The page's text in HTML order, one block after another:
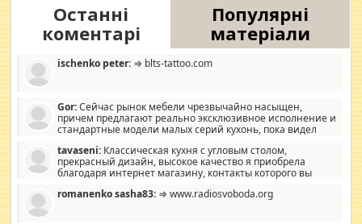
Останні
коментарі
Популярні
матеріали
ischenko peter: ⇒ blts-tattoo.com
Gor:Сейчас рынок мебели чрезвычайно насыщен,
причем предлагают реально эксклюзивное исполнение и
стандартные модели малых серий кухонь, пока видел
стандартные формы, в MebelOk, креативненько и что главное -
со вкусом все в порядке, без ненужных наворотов удорожающих
мебель, а это не последний фактор.
tavaseni: Классическая кухня с угловым столом,
прекрасный дизайн, высокое качество я приобрела
благодаря интернет магазину, контакты которого вы
romanenko sasha83: ⇒ www.radiosvoboda.org